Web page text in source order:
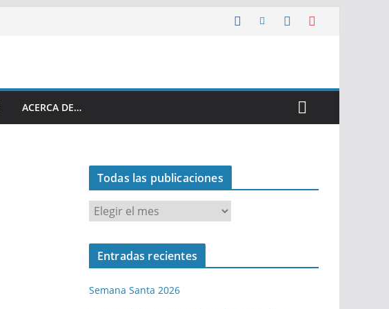
ACERCA DE…
Todas las publicaciones
o
d
l
Entradas recientes
Semana Santa 2026